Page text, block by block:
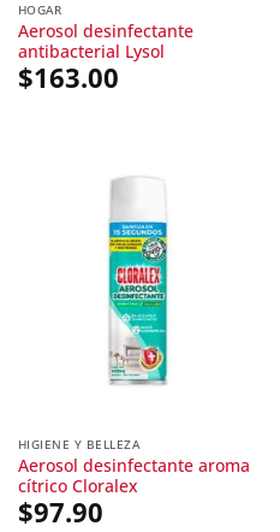
HOGAR
Aerosol desinfectante
antibacterial Lysol
$163.00
HIGIENE Y BELLEZA
Aerosol desinfectante aroma
cítrico Cloralex
$97.90